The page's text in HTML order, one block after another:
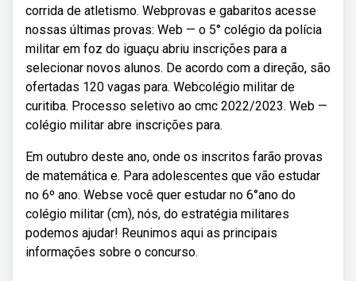
corrida de atletismo. Webprovas e gabaritos acesse
nossas últimas provas: Web — o 5° colégio da polícia
militar em foz do iguaçu abriu inscrições para a
selecionar novos alunos. De acordo com a direção, são
ofertadas 120 vagas para. Webcolégio militar de
curitiba. Processo seletivo ao cmc 2022/2023. Web —
colégio militar abre inscrições para.
Em outubro deste ano, onde os inscritos farão provas
de matemática e. Para adolescentes que vão estudar
no 6º ano. Webse você quer estudar no 6°ano do
colégio militar (cm), nós, do estratégia militares
podemos ajudar! Reunimos aqui as principais
informações sobre o concurso.